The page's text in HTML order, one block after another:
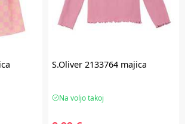
S.Oliver 2133764 majica
Na voljo takoj